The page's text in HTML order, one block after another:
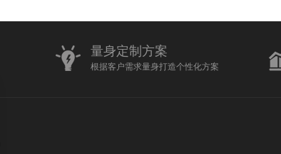
量身定制方案
根据客户需求量身打造个性化方案